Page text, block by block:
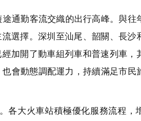
通勤客流交織的出行高峰。與往
選擇。深圳至汕尾、韶關、長沙
加開了動車組列車和普速列車，
會動態調配運力，持續滿足市民
大火車站積極優化服務流程，